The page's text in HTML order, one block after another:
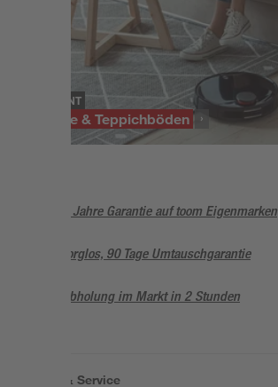
SORTIMENT
Teppiche & Teppichböden
5 Jahre Garantie auf toom Eigenmarken
Sorglos, 90 Tage Umtauschgarantie
Abholung im Markt in 2 Stunden
Wissen & Service